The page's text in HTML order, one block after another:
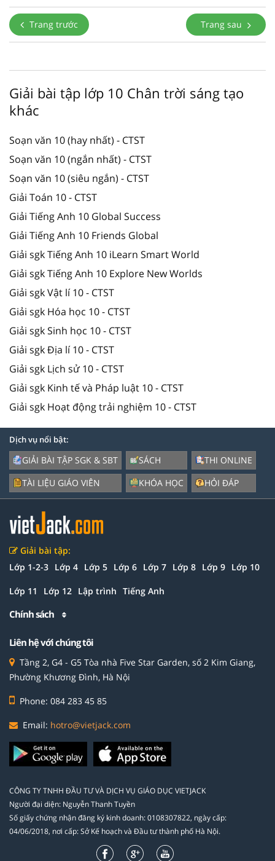
Trang trước Trang sau
Giải bài tập lớp 10 Chân trời sáng tạo
khác
Soạn văn 10 (hay nhất) - CTST
Soạn văn 10 (ngắn nhất) - CTST
Soạn văn 10 (siêu ngắn) - CTST
Giải Toán 10 - CTST
Giải Tiếng Anh 10 Global Success
Giải Tiếng Anh 10 Friends Global
Giải sgk Tiếng Anh 10 iLearn Smart World
Giải sgk Tiếng Anh 10 Explore New Worlds
Giải sgk Vật lí 10 - CTST
Giải sgk Hóa học 10 - CTST
Giải sgk Sinh học 10 - CTST
Giải sgk Địa lí 10 - CTST
Giải sgk Lịch sử 10 - CTST
Giải sgk Kinh tế và Pháp luật 10 - CTST
Giải sgk Hoạt động trải nghiệm 10 - CTST
Dịch vụ nổi bật:
GIẢI BÀI TẬP SGK & SBT
TÀI LIỆU GIÁO VIÊN
SÁCH
KHÓA HỌC
THI ONLINE
HỎI ĐÁP
Giải bài tập:
Lớp 1-2-3 Lớp 4 Lớp 5 Lớp 6 Lớp 7 Lớp 8 Lớp 9 Lớp 10
Lớp 11 Lớp 12 Lập trình Tiếng Anh
Chính sách
Liên hệ với chúng tôi
Tầng 2, G4 - G5 Tòa nhà Five Star Garden, số 2 Kim Giang,
Phường Khương Đình, Hà Nội
Phone: 084 283 45 85
Email: hotro@vietjack.com
CÔNG TY TNHH ĐẦU TƯ VÀ DỊCH VỤ GIÁO DỤC VIETJACK
Người đại diện: Nguyễn Thanh Tuyền
Số giấy chứng nhận đăng ký kinh doanh: 0108307822, ngày cấp:
04/06/2018, nơi cấp: Sở Kế hoạch và Đầu tư thành phố Hà Nội.